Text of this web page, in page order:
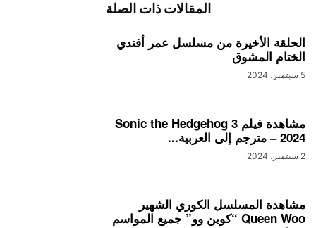
المقالات ذات الصلة
الحلقة الأخيرة من مسلسل عمر أفندي
الختام المشوق
5 سبتمبر، 2024
مشاهدة فيلم Sonic the Hedgehog 3
– 2024 مترجم إلى العربية...
2 سبتمبر، 2024
مشاهدة المسلسل الكوري الشهير
Queen Woo “كوين وو” جميع المواسم